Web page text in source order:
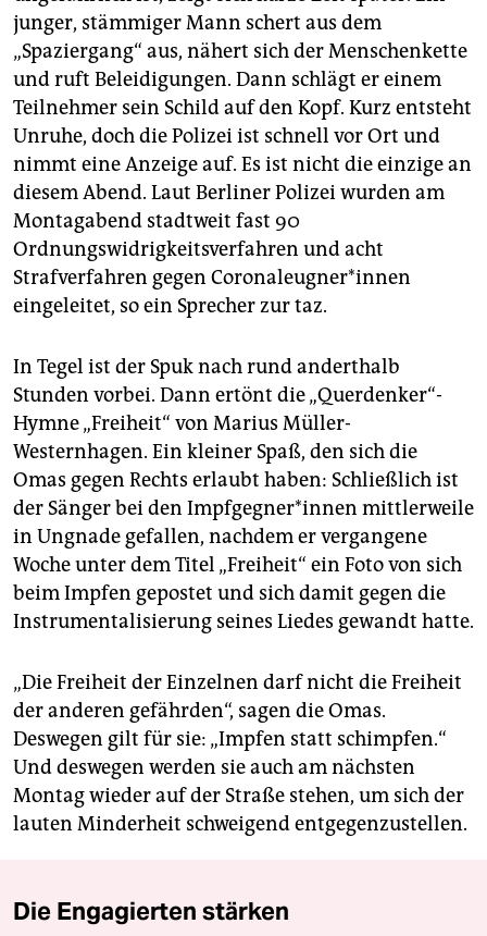
junger, stämmiger Mann schert aus dem
„Spaziergang“ aus, nähert sich der Menschenkette
und ruft Beleidigungen. Dann schlägt er einem
Teilnehmer sein Schild auf den Kopf. Kurz entsteht
Unruhe, doch die Polizei ist schnell vor Ort und
nimmt eine Anzeige auf. Es ist nicht die einzige an
diesem Abend. Laut Berliner Polizei wurden am
Montagabend stadtweit fast 90
Ordnungswidrigkeitsverfahren und acht
Strafverfahren gegen Co­ro­nal­eug­ne­r*in­nen
eingeleitet, so ein Sprecher zur taz.
In Tegel ist der Spuk nach rund anderthalb
Stunden vorbei. Dann ertönt die „Querdenker“-
Hymne „Freiheit“ von Marius Müller-
Westernhagen. Ein kleiner Spaß, den sich die
Omas gegen Rechts erlaubt haben: Schließlich ist
der Sänger bei den Impf­geg­ne­r*in­nen mittlerweile
in Ungnade gefallen, nachdem er vergangene
Woche unter dem Titel „Freiheit“ ein Foto von sich
beim Impfen gepostet und sich damit gegen die
Instrumentalisierung seines Liedes gewandt hatte.
„Die Freiheit der Einzelnen darf nicht die Freiheit
der anderen gefährden“, sagen die Omas.
Deswegen gilt für sie: „Impfen statt schimpfen.“
Und deswegen werden sie auch am nächsten
Montag wieder auf der Straße stehen, um sich der
lauten Minderheit schweigend entgegenzustellen.
Die Engagierten stärken